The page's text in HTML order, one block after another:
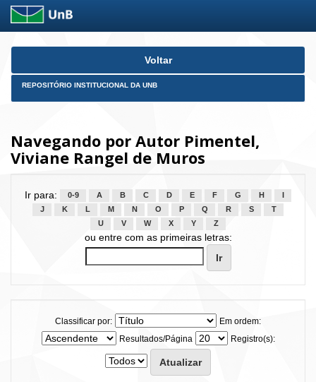
Skip
Voltar
REPOSITÓRIO INSTITUCIONAL DA UNB
Navegando por Autor Pimentel,
Viviane Rangel de Muros
Ir para: 0-9 A B C D E F G H
J
K L M N O P Q R S
T
U
V W X Y Z
ou entre com as primeiras letras:
Classificar por:
Em ordem:
Resultados/Página
Registro(s):